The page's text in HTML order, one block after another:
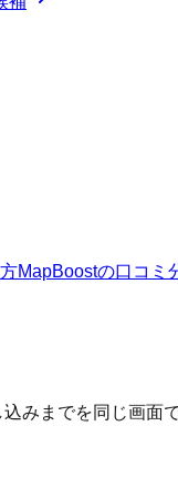
MapBoostの口コミ
みまでを同じ画面